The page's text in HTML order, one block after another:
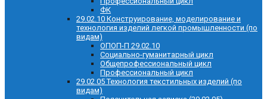
ФК
29.02.10 Конструирование, моделирование и
технология изделий легкой промышленности (по
видам)
ОПОП-П 29.02.10
Социально-гуманитарный цикл
Общепрофессиональный цикл
Профессиональный цикл
29.02.05 Технология текстильных изделий (по
видам)